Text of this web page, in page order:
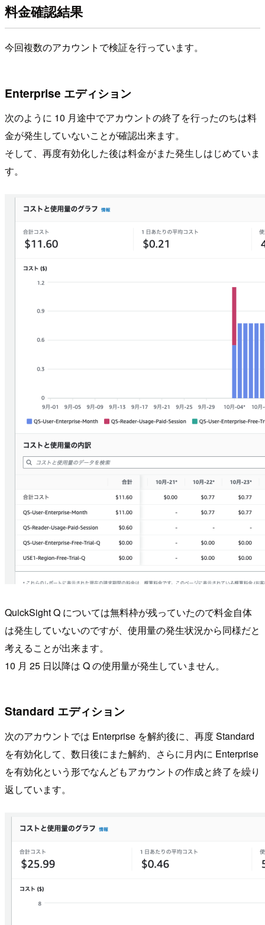
料金確認結果
今回複数のアカウントで検証を行っています。
Enterprise エディション
次のように 10 月途中でアカウントの終了を行ったのちは料
金が発生していないことが確認出来ます。
そして、再度有効化した後は料金がまた発生しはじめていま
す。
QuickSight Q については無料枠が残っていたので料金自体
は発生していないのですが、使用量の発生状況から同様だと
考えることが出来ます。
10 月 25 日以降は Q の使用量が発生していません。
Standard エディション
次のアカウントでは Enterprise を解約後に、再度 Standard
を有効化して、数日後にまた解約、さらに月内に Enterprise
を有効化という形でなんどもアカウントの作成と終了を繰り
返しています。